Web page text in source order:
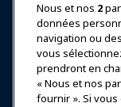
Se
Nous et nos 2
données
navigation ou
vous
prendront en
« Nous et nos
fournir ». Si